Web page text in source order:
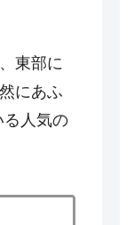
東部に
にあふ
る人気の